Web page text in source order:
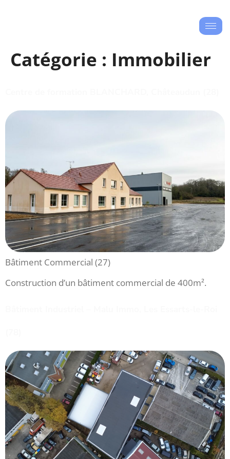
Catégorie : Immobilier
Bâtiment Commercial (27)
Construction d’un bâtiment commercial de 400m².